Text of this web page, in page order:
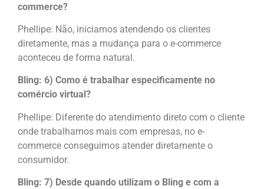
commerce?
Phellipe: Não, iniciamos atendendo os clientes
diretamente, mas a mudança para o e-commerce
aconteceu de forma natural.
Bling: 6) Como é trabalhar especificamente no
comércio virtual?
Phellipe: Diferente do atendimento direto com o cliente
onde trabalhamos mais com empresas, no e-
commerce conseguimos atender diretamente o
consumidor.
Bling: 7) Desde quando utilizam o Bling e com a